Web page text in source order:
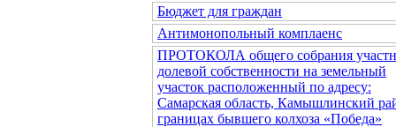
Бюджет для граждан
Антимонопольный комплаенс
ПРОТОКОЛА общего собрания
долевой собственности на земельный
участок расположенный по адресу:
Самарская область, Камышлинский
границах бывшего колхоза «Победа»